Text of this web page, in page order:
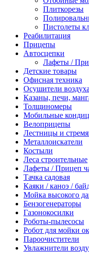
Плиткорезы
Пистолеты
Реабилитация
Прицепы
Автосцепки
Лафеты /
Детские товары
Офисная техника
Осушители воздуха
Казаны, печи,
Толщиномеры
Мобильные
Велоприцепы
Лестницы и
Металлоискатели
Костыли
Леса строительные
Лафеты / Прицеп
Тачка садовая
Каяки / каноэ /
Мойка высокого
Бензогенераторы
Газонокосилки
Роботы-пылесосы
Робот для мойки
Пароочистители
Увлажнители